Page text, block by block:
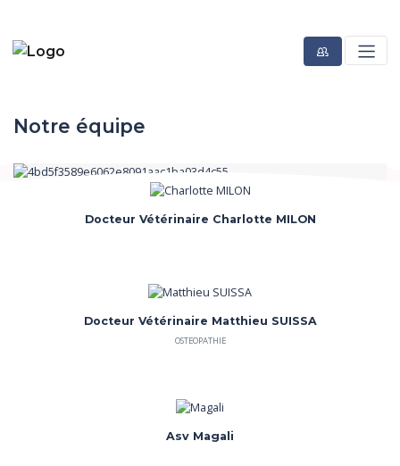
Notre équipe
Docteur Vétérinaire Charlotte MILON
Docteur Vétérinaire Matthieu SUISSA
OSTEOPATHIE
Asv Magali